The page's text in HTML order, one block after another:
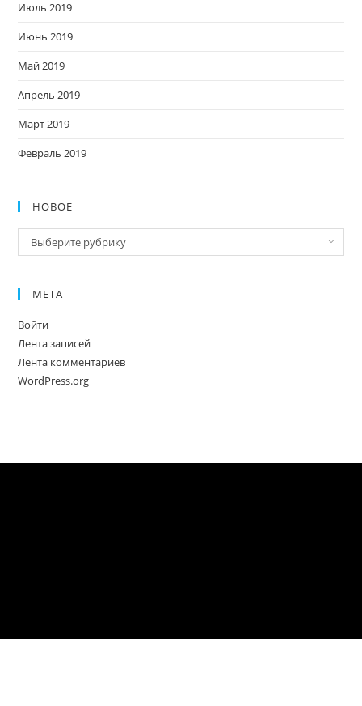
Июль 2019
Июнь 2019
Май 2019
Апрель 2019
Март 2019
Февраль 2019
НОВОЕ
Новое
Выберите рубрику
МЕТА
Войти
Лента записей
Лента комментариев
WordPress.org